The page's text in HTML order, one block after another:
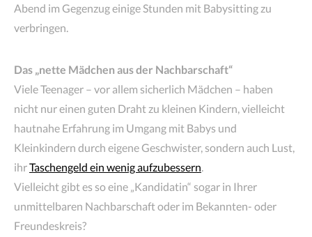
Abend im Gegenzug einige Stunden mit Babysitting zu
verbringen.
Das „nette Mädchen aus der Nachbarschaft“
Viele Teenager – vor allem sicherlich Mädchen – haben
nicht nur einen guten Draht zu kleinen Kindern, vielleicht
hautnahe Erfahrung im Umgang mit Babys und
Kleinkindern durch eigene Geschwister, sondern auch Lust,
ihrTaschengeld ein wenig aufzubessern.
Vielleicht gibt es so eine „Kandidatin“ sogar in Ihrer
unmittelbaren Nachbarschaft oder im Bekannten- oder
Freundeskreis?